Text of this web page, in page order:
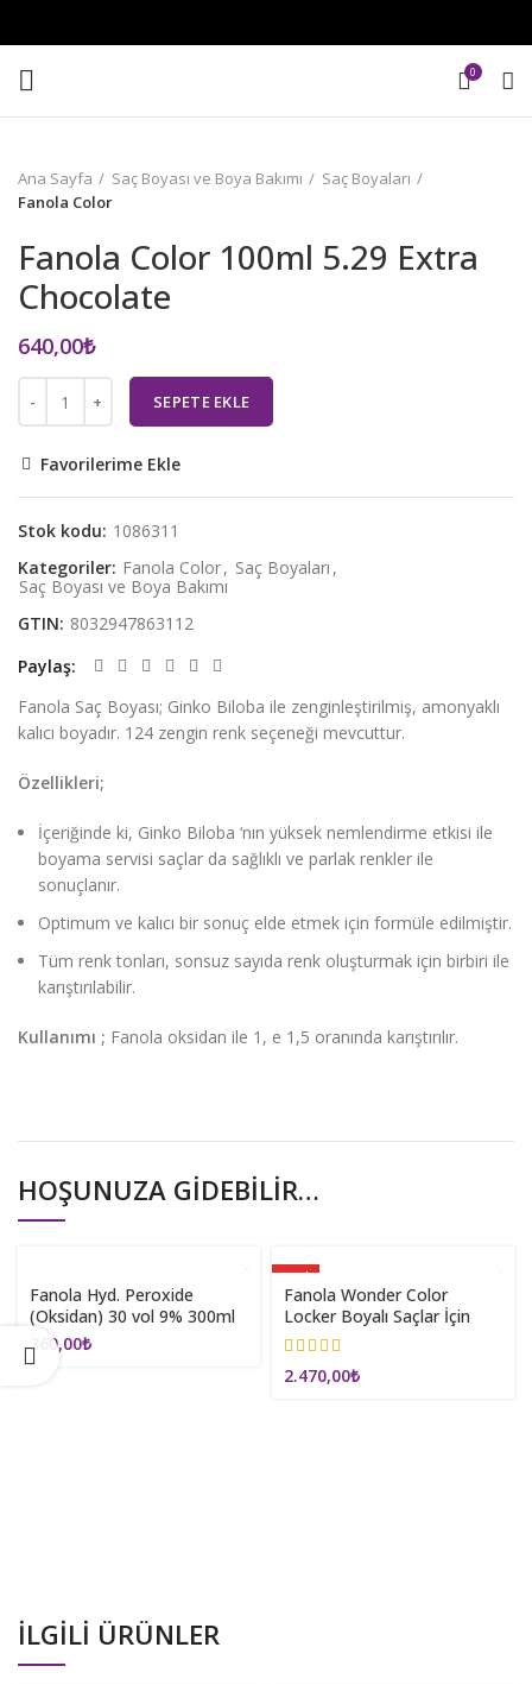
0
Ana Sayfa Saç Boyası ve Boya Bakımı
Saç Boyaları
Fanola Color
Fanola Color 100ml 5.29 Extra
Chocolate
640,00₺
SEPETE EKLE
Favorilerime Ekle
Stok kodu: 1086311
Kategoriler: Fanola Color, Saç Boyaları ,
Saç Boyası ve Boya Bakımı
GTIN: 8032947863112
Paylaş
Fanola Saç Boyası; Ginko Biloba ile zenginleştirilmiş, amonyaklı
kalıcı boyadır. 124 zengin renk seçeneği mevcuttur.
Özellikleri;
İçeriğinde ki, Ginko Biloba ‘nın yüksek nemlendirme etkisi ile
boyama servisi saçlar da sağlıklı ve parlak renkler ile
sonuçlanır.
Optimum ve kalıcı bir sonuç elde etmek için formüle edilmiştir.
Tüm renk tonları, sonsuz sayıda renk oluşturmak için birbiri ile
karıştırılabilir.
Kullanımı ; Fanola oksidan ile 1, e 1,5 oranında karıştırılır.
HOŞUNUZA GIDEBILIR…
Fanola Hyd. Peroxide
(Oksidan) 30 vol 9% 300ml
360,00₺
YENI
Fanola Wonder Color
Locker Boyalı Saçlar İçin
Milk Sprey 195ml
2.470,00₺
İLGILI ÜRÜNLER